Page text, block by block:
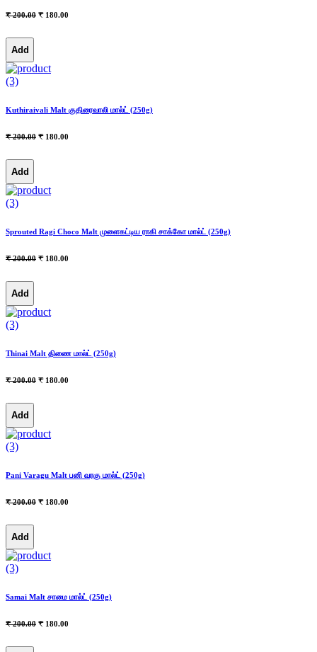
₹ 200.00 ₹ 180.00
Add
(3)
Kuthiraivali Malt குதிரைவாலி மால்ட் (250g)
₹ 200.00 ₹ 180.00
Add
(3)
Sprouted Ragi Choco Malt முளைகட்டிய ராகி சாக்கோ மால்ட் (250g)
₹ 200.00 ₹ 180.00
Add
(3)
Thinai Malt திணை மால்ட் (250g)
₹ 200.00 ₹ 180.00
Add
(3)
Pani Varagu Malt பனி வரகு மால்ட் (250g)
₹ 200.00 ₹ 180.00
Add
(3)
Samai Malt சாமை மால்ட் (250g)
₹ 200.00 ₹ 180.00